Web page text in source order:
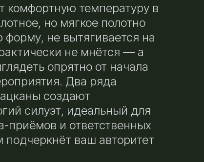
комфортную температуру в
но мягкое полотно
не вытягивается на
не мнётся — а
опрятно от начала
Два ряда
создают
силуэт, идеальный для
приёмов и ответственных
подчеркнёт ваш авторитет